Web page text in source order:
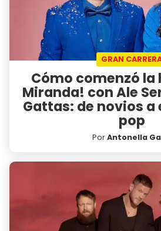
GRAN
Cómo comenzó
Miranda! con Ale
Gattas: de novios a
pop
PorAntonella